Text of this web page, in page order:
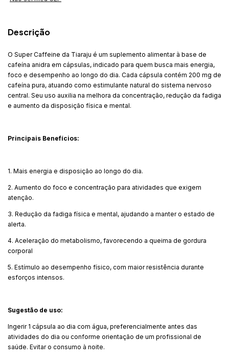
Descrição
O Super Caffeine da Tiaraju é um suplemento alimentar à base de
cafeína anidra em cápsulas, indicado para quem busca mais energia,
foco e desempenho ao longo do dia. Cada cápsula contém 200 mg de
cafeína pura, atuando como estimulante natural do sistema nervoso
central. Seu uso auxilia na melhora da concentração, redução da fadiga
e aumento da disposição física e mental.
Principais Benefícios:
1. Mais energia e disposição ao longo do dia.
2. Aumento do foco e concentração para atividades que exigem
atenção.
3. Redução da fadiga física e mental, ajudando a manter o estado de
alerta.
4. Aceleração do metabolismo, favorecendo a queima de gordura
corporal
5. Estímulo ao desempenho físico, com maior resistência durante
esforços intensos.
Sugestão de uso:
Ingerir 1 cápsula ao dia com água, preferencialmente antes das
atividades do dia ou conforme orientação de um profissional de
saúde. Evitar o consumo à noite.